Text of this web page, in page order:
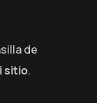
de
sitio.